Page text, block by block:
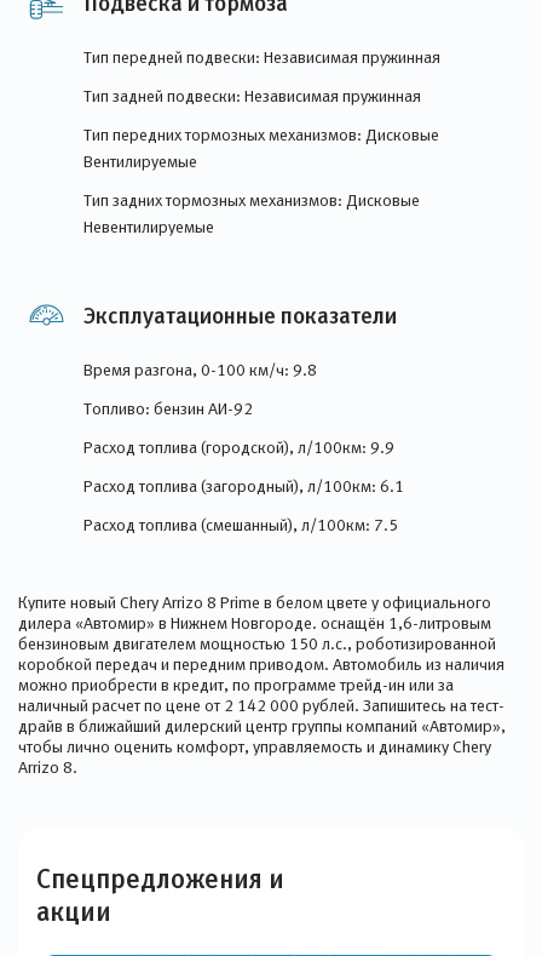
Тип передней подвески: Независимая пружинная
Тип задней подвески: Независимая пружинная
Тип передних тормозных механизмов: Дисковые
Вентилируемые
Тип задних тормозных механизмов: Дисковые
Невентилируемые
Эксплуатационные показатели
Время разгона, 0-100 км/ч: 9.8
Топливо: бензин АИ-92
Расход топлива (городской), л/100км: 9.9
Расход топлива (загородный), л/100км: 6.1
Расход топлива (смешанный), л/100км: 7.5
Купите новый Chery Arrizo 8 Prime в белом цвете у официального
дилера «Автомир» в Нижнем Новгороде. оснащён 1,6-литровым
бензиновым двигателем мощностью 150 л.с., роботизированной
коробкой передач и передним приводом. Автомобиль из наличия
можно приобрести в кредит, по программе трейд-ин или за
наличный расчет по цене от 2 142 000 рублей. Запишитесь на тест-
драйв в ближайший дилерский центр группы компаний «Автомир»,
чтобы лично оценить комфорт, управляемость и динамику Chery
Arrizo 8.
Спецпредложения и
акции